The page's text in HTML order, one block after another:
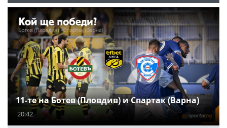
11-те на Ботев (Пловдив) и Спартак (Варна)
20:42